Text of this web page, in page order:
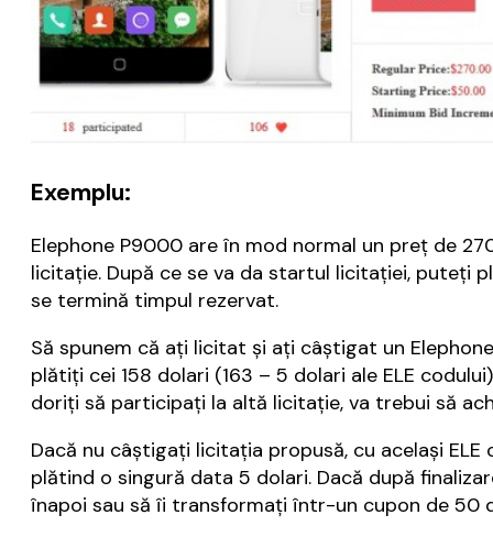
Exemplu:
Elephone P9000 are în mod normal un preţ de
licitaţie. După ce se va da startul licitaţiei, puteţi
se termină timpul rezervat.
Să spunem că aţi licitat şi aţi câştigat un
plătiţi cei 158 dolari (163 – 5 dolari ale ELE
doriţi să participaţi la altă licitaţie, va trebui să
Dacă nu câştigaţi licitaţia propusă, cu acelaşi
plătind o singură data 5 dolari. Dacă după
înapoi sau să îi transformaţi într-un cupon de 50